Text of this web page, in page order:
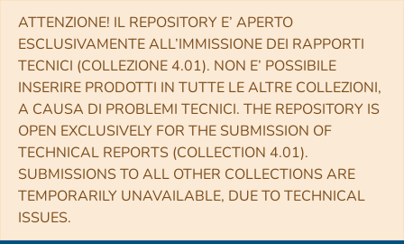
ATTENZIONE! IL REPOSITORY E’ APERTO
ESCLUSIVAMENTE ALL’IMMISSIONE DEI RAPPORTI
TECNICI (COLLEZIONE 4.01). NON E’ POSSIBILE
INSERIRE PRODOTTI IN TUTTE LE ALTRE COLLEZIONI,
A CAUSA DI PROBLEMI TECNICI. THE REPOSITORY IS
OPEN EXCLUSIVELY FOR THE SUBMISSION OF
TECHNICAL REPORTS (COLLECTION 4.01).
SUBMISSIONS TO ALL OTHER COLLECTIONS ARE
TEMPORARILY UNAVAILABLE, DUE TO TECHNICAL
ISSUES.